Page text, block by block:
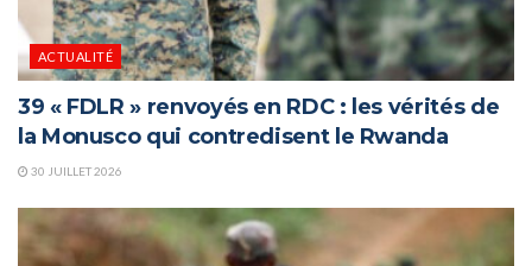
ACTUALITÉ
39 « FDLR » renvoyés en RDC : les vérités de
la Monusco qui contredisent le Rwanda
30 JUILLET 2026